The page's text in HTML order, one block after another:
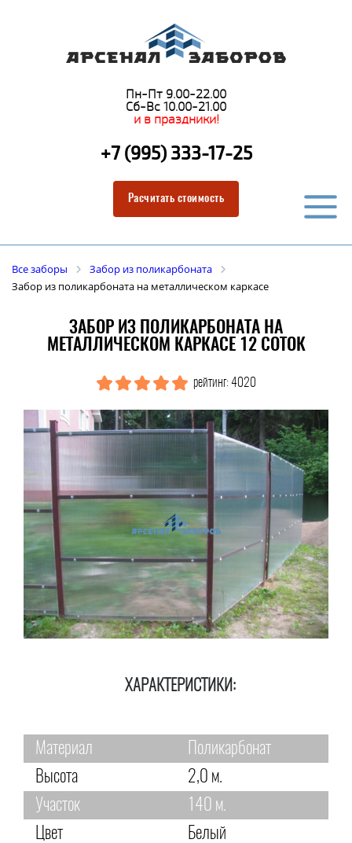
Пн-Пт 9.00-22.00
Сб-Вс 10.00-21.00
и в праздники!
+7 (995) 333-17-25
Расчитать стоимость
Все заборы
Забор из поликарбоната
Забор из поликарбоната на металлическом каркасе
ЗАБОР ИЗ ПОЛИКАРБОНАТА НА
МЕТАЛЛИЧЕСКОМ КАРКАСЕ 12 СОТОК
рейтинг: 4020
ХАРАКТЕРИСТИКИ:
Материал
Поликарбонат
Высота
2,0 м.
Участок
140 м.
Цвет
Белый